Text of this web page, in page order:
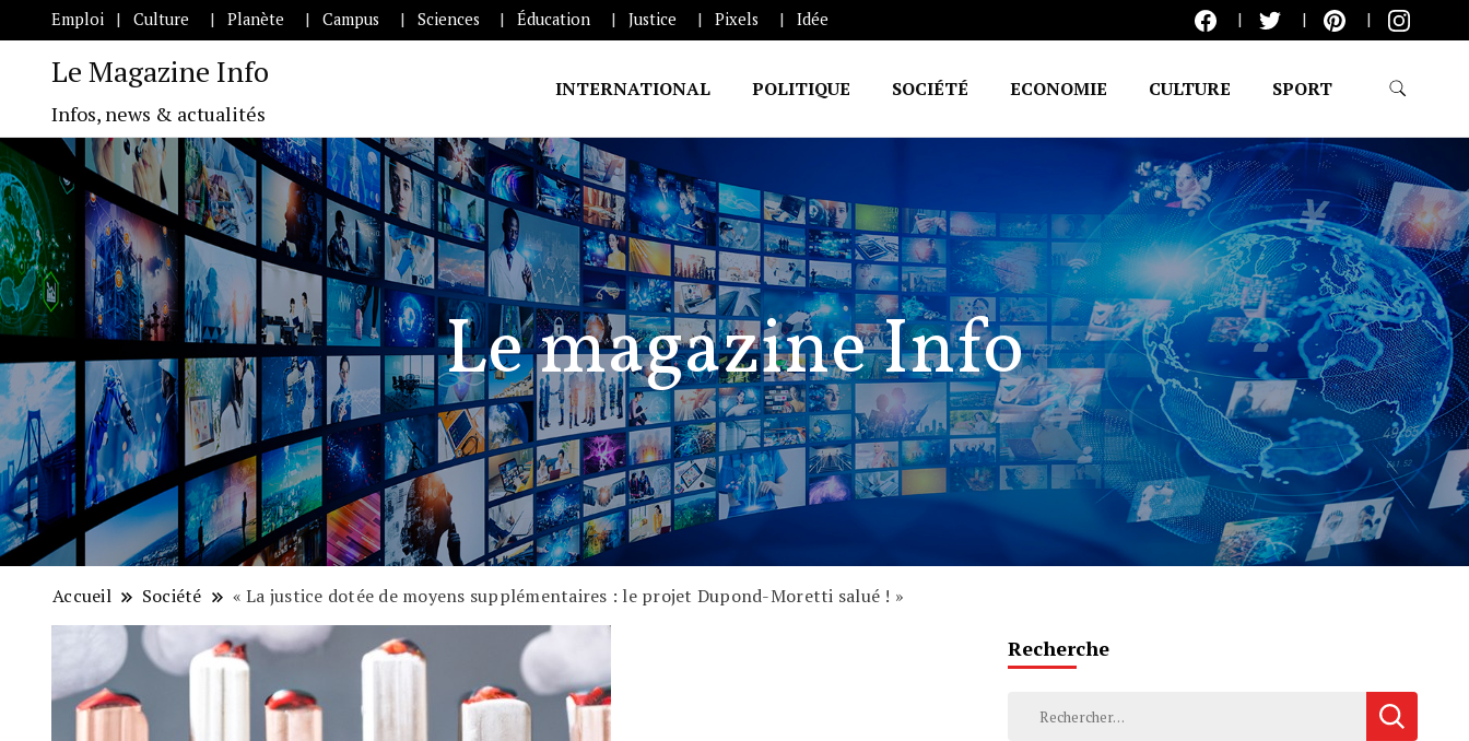
Emploi Culture Planète Campus Sciences Éducation Justice Pixels Idée
Le Magazine Info
Infos, news & actualités
INTERNATIONAL POLITIQUE SOCIÉTÉ ECONOMIE CULTURE SPORT
Le magazine Info
Accueil Société « La justice dotée de moyens supplémentaires : le projet Dupond-Moretti salué ! »
Recherche